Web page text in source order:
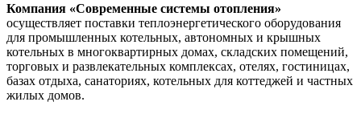
Компания «Современные системы отопления»
осуществляет поставки теплоэнергетического оборудования
для промышленных котельных, автономных и крышных
котельных в многоквартирных домах, складских помещений,
торговых и развлекательных комплексах, отелях, гостиницах,
базах отдыха, санаториях, котельных для коттеджей и частных
жилых домов.